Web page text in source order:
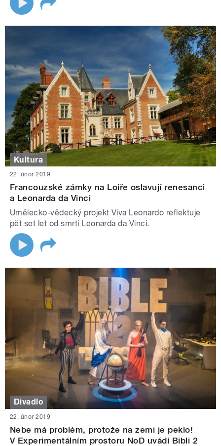
Kultura
22. únor 2019
Francouzské zámky na Loiře oslavují renesanci
a Leonarda da Vinci
Umělecko-vědecký projekt Viva Leonardo reflektuje
pět set let od smrti Leonarda da Vinci.
Divadlo
22. únor 2019
Nebe má problém, protože na zemi je peklo!
V Experimentálním prostoru NoD uvádí Bibli 2